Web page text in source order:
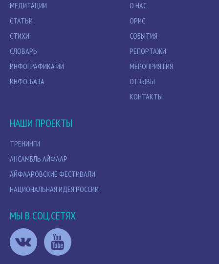
МЕДИТАЦИИ
СТАТЬИ
СТИХИ
СЛОВАРЬ
ИНФОГРАФИКА ИИ
ИНФО-БАЗА
О НАС
ОРИС
СОБЫТИЯ
РЕПОРТАЖИ
МЕРОПРИЯТИЯ
ОТЗЫВЫ
КОНТАКТЫ
НАШИ ПРОЕКТЫ
ТРЕНИНГИ
АНСАМБЛЬ АЙФААР
АЙФААРОВСКИЕ ФЕСТИВАЛИ
НАЦИОНАЛЬНАЯ ИДЕЯ РОССИИ
МЫ В СОЦ.СЕТЯХ